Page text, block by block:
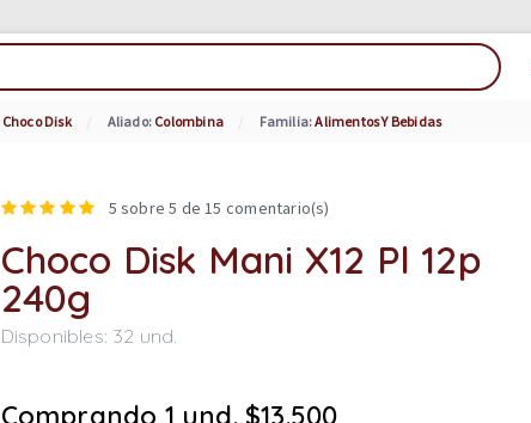
Choco Disk Aliado: Colombina Familia:Alimentos Y Bebidas
5 sobre 5 de15 comentario(s)
Choco Disk Mani X12 Pl 12p
240g
Disponibles: 32 und.
Comprando 1 und. $13.500